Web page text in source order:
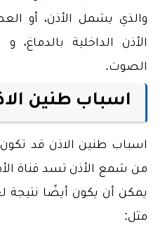
والذي يشمل الأذن، أو
الأذن الداخلية بالدماغ،
الصوت.
اسباب طنين
اسباب طنين الاذن قد
من شمع الأذن تسد قناة
يمكن أن يكون أيضًا نتيجة
مثل: